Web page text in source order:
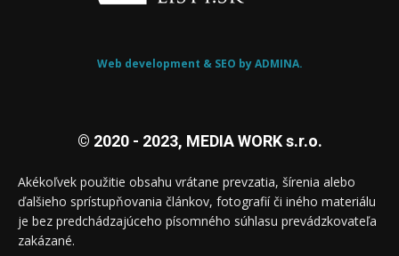
Web development & SEO by ADMINA.
© 2020 - 2023, MEDIA WORK s.r.o.
Akékoľvek použitie obsahu vrátane prevzatia, šírenia alebo
ďalšieho sprístupňovania článkov, fotografií či iného materiálu
je bez predchádzajúceho písomného súhlasu prevádzkovateľa
zakázané.